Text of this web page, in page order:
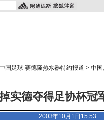
中国足球 赛德隆热水器特约报道 > 中国
实德夺得足协杯冠
2003年10月1日15:53